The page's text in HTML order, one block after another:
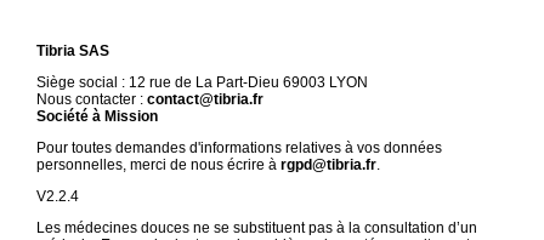
Tibria SAS
Siège social : 12 rue de La Part-Dieu 69003 LYON
Nous contacter : contact@tibria.fr
Société à Mission
Pour toutes demandes d'informations relatives à vos données
personnelles, merci de nous écrire à rgpd@tibria.fr.
V2.2.4
Les médecines douces ne se substituent pas à la consultation d’un